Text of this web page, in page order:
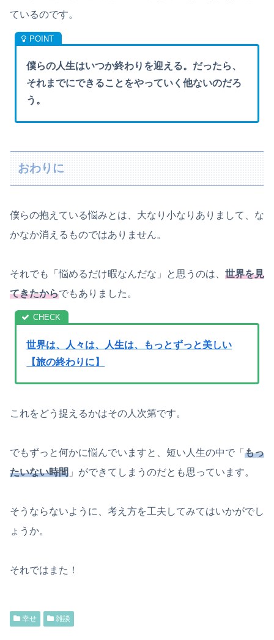
ているのです。
僕らの人生はいつか終わりを迎える。だったら、
それまでにできることをやっていく他ないのだろ
う。
おわりに
僕らの抱えている悩みとは、大なり小なりありまして、な
かなか消えるものではありません。
それでも「悩めるだけ暇なんだな」と思うのは、 世界を見
てきたからでもありました。
世界は、人々は、人生は、もっとずっと美しい
【旅の終わりに】
これをどう捉えるかはその人次第です。
でもずっと何かに悩んでいますと、短い人生の中で「 もっ
たいない時間 」ができてしまうのだとも思っています。
そうならないように、考え方を工夫してみてはいかがでし
ょうか。
それではまた！
幸せ 雑談